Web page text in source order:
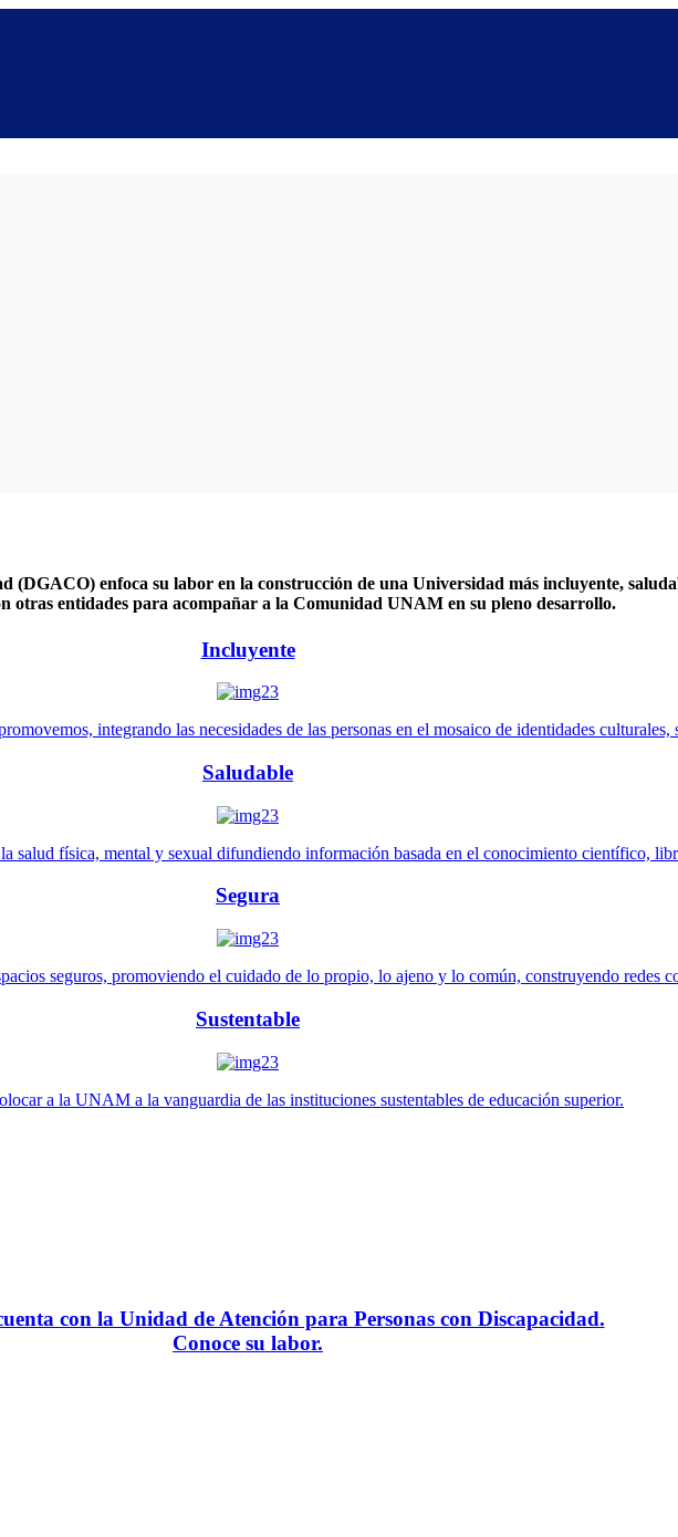
(DGACO) enfoca su labor en la construcción de una Universidad más incluyente,
otras entidades para acompañar a la Comunidad UNAM en su pleno desarrollo.
Incluyente
integrando las necesidades de las personas en el mosaico de identidades culturales,
Saludable
salud física, mental y sexual difundiendo información basada en el conocimiento científico,
Segura
seguros, promoviendo el cuidado de lo propio, lo ajeno y lo común, construyendo redes
Sustentable
a la UNAM a la vanguardia de las instituciones sustentables de educación superior.
con la Unidad de Atención para Personas con Discapacidad.
Conoce su labor.